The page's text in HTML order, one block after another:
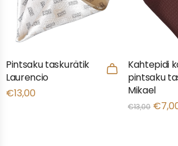
Pintsaku taskurätik
Laurencio
€13,00
Kahtepidi
pintsaku
Mikael
€13,00 €